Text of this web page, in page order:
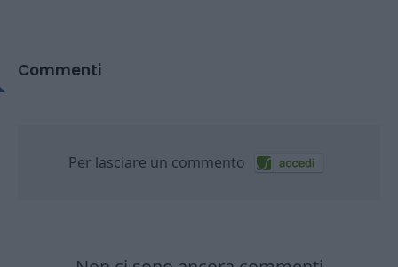
Commenti